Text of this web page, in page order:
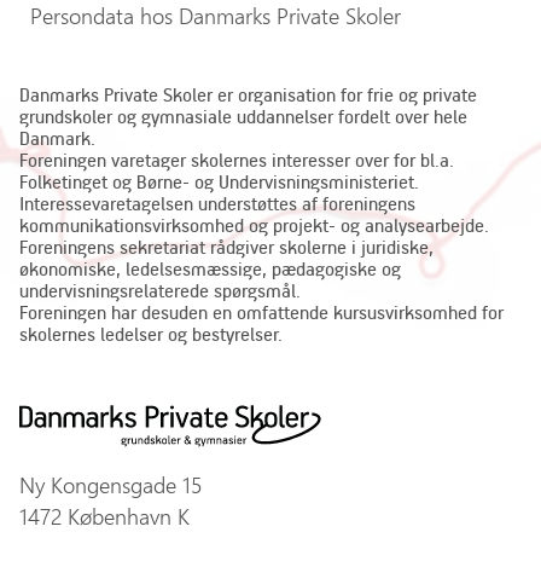
Persondata hos Danmarks Private Skoler
Danmarks Private Skoler er organisation for frie og private
grundskoler og gymnasiale uddannelser fordelt over hele
Danmark.
Foreningen varetager skolernes interesser over for bl.a.
Folketinget og Børne- og Undervisningsministeriet.
Interessevaretagelsen understøttes af foreningens
kommunikationsvirksomhed og projekt- og analysearbejde.
Foreningens sekretariat rådgiver skolerne i juridiske,
økonomiske, ledelsesmæssige, pædagogiske og
undervisningsrelaterede spørgsmål.
Foreningen har desuden en omfattende kursusvirksomhed for
skolernes ledelser og bestyrelser.
Ny Kongensgade 15
1472 København K